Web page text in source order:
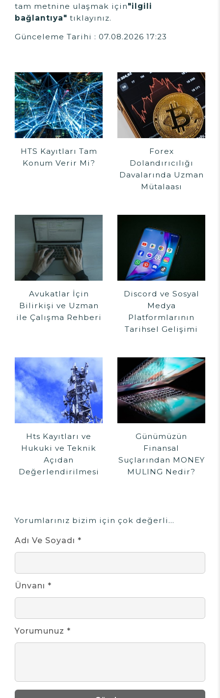
tam metnine ulaşmak için"ilgili
bağlantıya" tıklayınız.
Günceleme Tarihi : 07.08.2026 17:23
HTS Kayıtları Tam
Konum Verir Mi?
Forex
Dolandırıcılığı
Davalarında Uzman
Mütalaası
Avukatlar İçin
Bilirkişi ve Uzman
ile Çalışma Rehberi
Discord ve Sosyal
Medya
Platformlarının
Tarihsel Gelişimi
Hts Kayıtları ve
Hukuki ve Teknik
Açıdan
Değerlendirilmesi
Günümüzün
Finansal
Suçlarından MONEY
MULING Nedir?
Yorumlarınız bizim için çok değerli...
Adı Ve Soyadı *
Ünvanı *
Yorumunuz *